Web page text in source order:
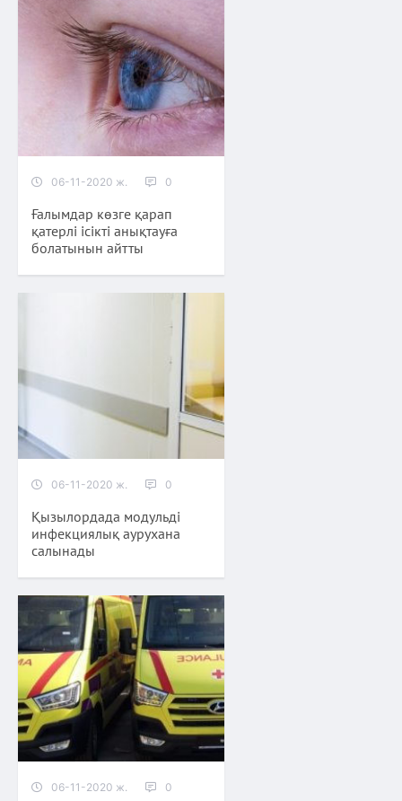
06-11-2020 ж. 0
Ғалымдар көзге қарап
қатерлі ісікті анықтауға
болатынын айтты
06-11-2020 ж. 0
Қызылордада модульді
инфекциялық аурухана
салынады
06-11-2020 ж. 0